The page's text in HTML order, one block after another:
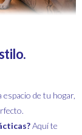
de tu hogar,
Aquí te